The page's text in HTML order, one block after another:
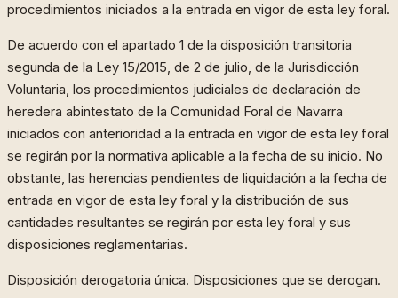
procedimientos iniciados a la entrada en vigor de esta ley foral.
De acuerdo con el apartado 1 de la disposición transitoria
segunda de la Ley 15/2015, de 2 de julio, de la Jurisdicción
Voluntaria, los procedimientos judiciales de declaración de
heredera abintestato de la Comunidad Foral de Navarra
iniciados con anterioridad a la entrada en vigor de esta ley foral
se regirán por la normativa aplicable a la fecha de su inicio. No
obstante, las herencias pendientes de liquidación a la fecha de
entrada en vigor de esta ley foral y la distribución de sus
cantidades resultantes se regirán por esta ley foral y sus
disposiciones reglamentarias.
Disposición derogatoria única. Disposiciones que se derogan.